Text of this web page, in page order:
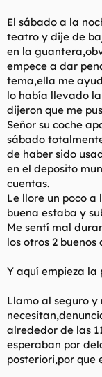
El sábado a la
teatro y dije de
en la
empece a dar
tema,ella me
lo había llevado
dijeron que me
Señor su coche
sábado
de haber sido
en el deposito
cuentas.
Le llore un poco
buena estaba y
Me sentí mal
los otros 2
Y aquí empieza la
Llamo al seguro y
alrededor de las
esperaban por
posteriori,por que